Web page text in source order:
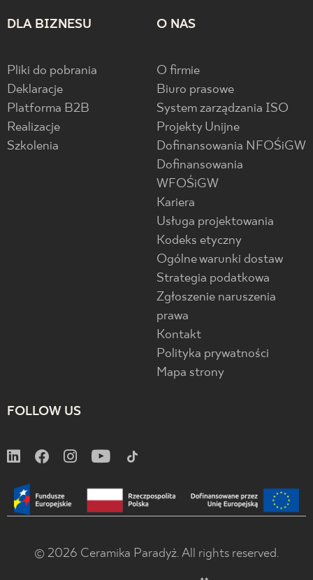
DLA BIZNESU
Pliki do pobrania
Deklaracje
Platforma B2B
Realizacje
Szkolenia
O NAS
O firmie
Biuro prasowe
System zarządzania ISO
Projekty Unijne
Dofinansowania NFOŚiGW
Dofinansowania
WFOŚiGW
Kariera
Usługa projektowania
Kodeks etyczny
Ogólne warunki dostaw
Strategia podatkowa
Zgłoszenie naruszenia
prawa
Kontakt
Polityka prywatności
Mapa strony
FOLLOW US
© 2026 Ceramika Paradyż. All rights reserved.